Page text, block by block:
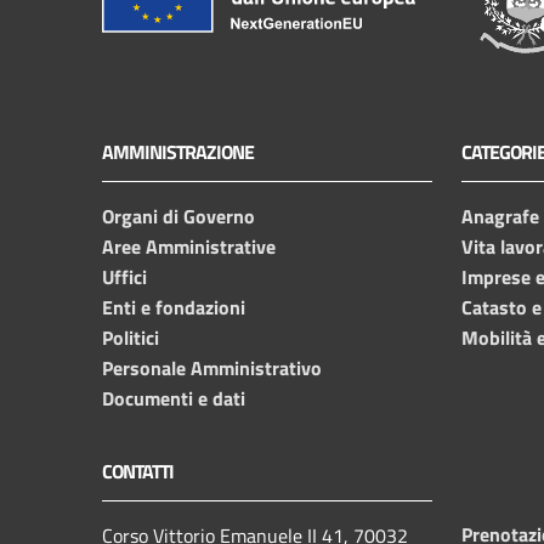
AMMINISTRAZIONE
Organi di Governo
Aree Amministrative
Uffici
Enti e fondazioni
Politici
Personale Amministrativo
Documenti e dati
Vita
Imprese
Catasto
Mobilità
CONTATTI
Corso Vittorio Emanuele II 41, 70032